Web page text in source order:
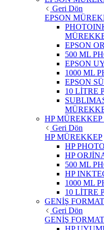
Geri Dön
EPSON
EPSON
500 ML
EPSON
1000 ML
EPSON
10 LİTRE
HP MÜREKKEP
Geri Dön
HP MÜREKKEP
HP
HP
500 ML
HP
1000 ML
10 LİTRE
GENİŞ
Geri Dön
GENİŞ